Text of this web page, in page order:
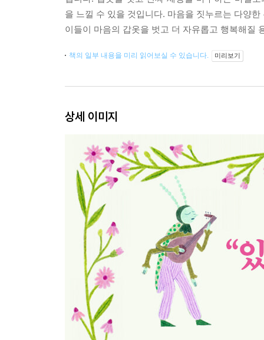
을 느낄 수 있을 것입니다. 마음을 짓누르는 다양
이들이 마음의 갑옷을 벗고 더 자유롭고 행복해질
책의 일부 내용을 미리 읽어보실 수 있습니다. 미리보기
상세 이미지